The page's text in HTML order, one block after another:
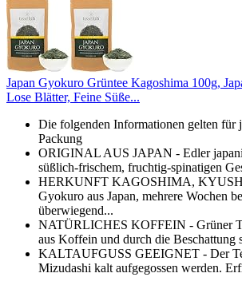
Japan Gyokuro Grüntee Kagoshima 100g,
Lose Blätter, Feine Süße...
Die folgenden Informationen gelten für
Packung
ORIGINAL AUS JAPAN - Edler
süßlich-frischem, fruchtig-spinatigen
HERKUNFT KAGOSHIMA,
Gyokuro aus Japan, mehrere Wochen
überwiegend...
NATÜRLICHES KOFFEIN - Grüner
aus Koffein und durch die Beschattung
KALTAUFGUSS GEEIGNET - Der
Mizudashi kalt aufgegossen werden.